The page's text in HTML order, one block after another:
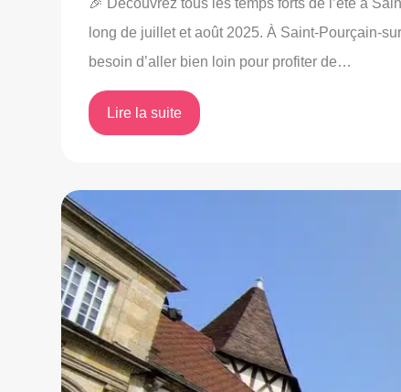
long de juillet et août 2025. À
besoin d’aller bien loin pour profiter de…
Lire la suite